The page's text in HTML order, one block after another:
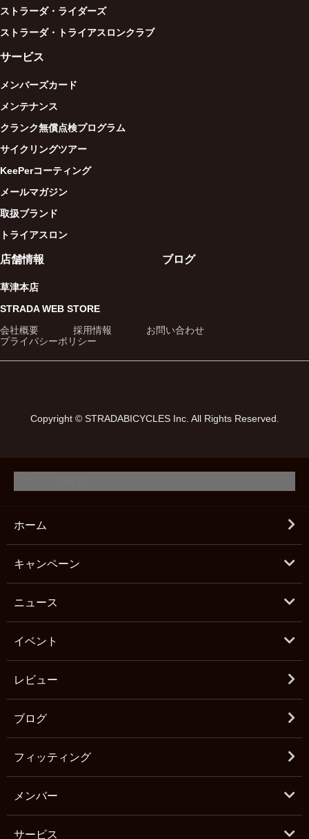
ストラーダ・ライダーズ
ストラーダ・トライアスロンクラブ
サービス
メンバーズカード
メンテナンス
クランク無償点検プログラム
サイクリングツアー
KeePerコーティング
メールマガジン
取扱ブランド
トライアスロン
店舗情報
草津本店
STRADA WEB STORE
ブログ
会社概要 採用情報
お問い合わせ
プライバシーポリシー
Copyright © STRADABICYCLES Inc. All Rights Reserved.
ホーム
キャンペーン
ニュース
イベント
レビュー
ブログ
フィッティング
メンバー
サービス